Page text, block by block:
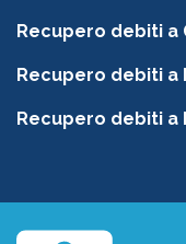
Recupero debiti a
Recupero debiti a
Recupero debiti a